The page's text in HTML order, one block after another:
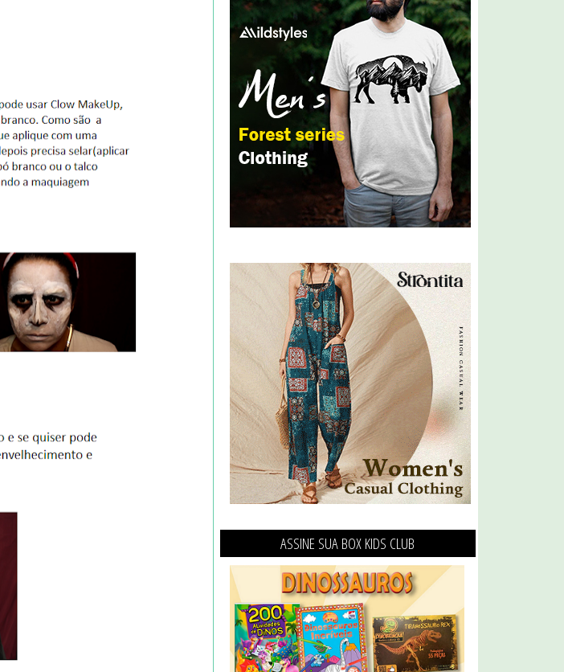
ASSINE SUA BOX KIDS CLUB